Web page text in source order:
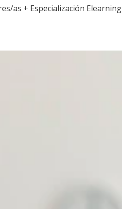
as + Especialización Elearning